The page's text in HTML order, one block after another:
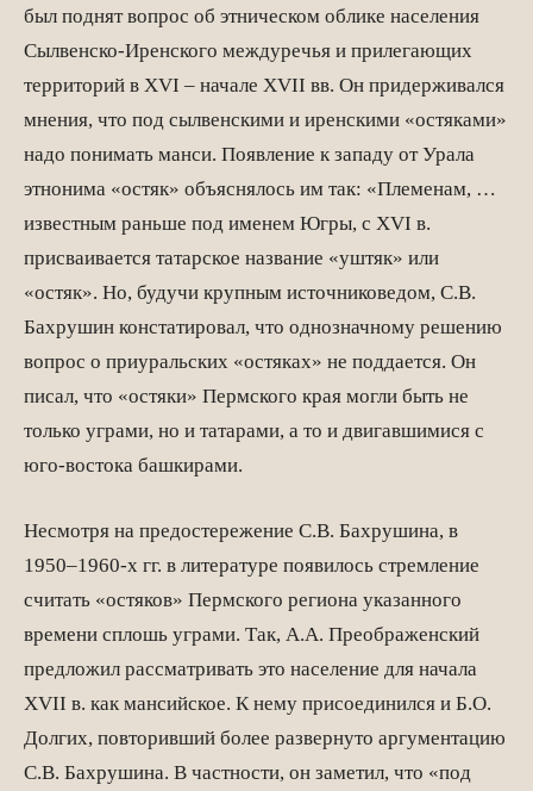
был поднят вопрос об этническом облике населения
Сылвенско-Иренского междуречья и прилегающих
территорий в XVI – начале XVII вв. Он придерживался
мнения, что под сылвенскими и иренскими «остяками»
надо понимать манси. Появление к за­паду от Урала
этнонима «остяк» объяснялось им так: «Племенам, …
известным раньше под именем Югры, с XVI в.
присваивается татарское название «уштяк» или
«остяк». Но, будучи крупным источниковедом, С.В.
Бахрушин констатировал, что однозначному решению
вопрос о приуральских «остяках» не поддается. Он
писал, что «остяки» Пермского края могли быть не
только уграми, но и татарами, а то и двигавшимися с
юго-востока башкирами.
Несмотря на предостережение С.В. Бахрушина, в
1950–1960-х гг. в литературе появилось стремление
считать «остяков» Пермского региона указанного
времени сплошь уграми. Так, A.А. Преображенский
предложил рассматривать это население для начала
XVII в. как мансийское. К нему присоединился и Б.О.
Долгих, повторивший более развернуто аргументацию
С.В. Бахрушина. В частности, он заметил, что «под